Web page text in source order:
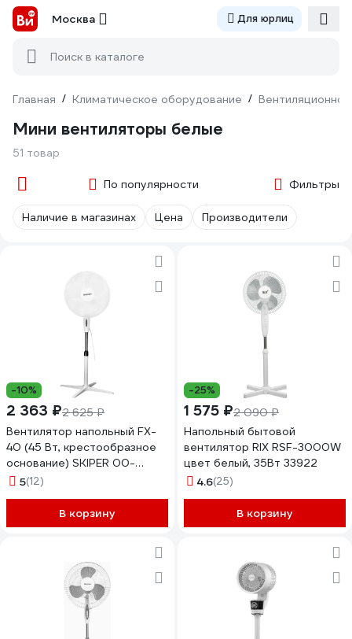
Москва Для юрлиц
Поиск в каталоге
Главная / Климатическое оборудование /
Мини вентиляторы белые
51 товар
По популярности Фильтры
Наличие в магазинах Цена Производители
-10%
2 363 ₽2 625 ₽
Вентилятор напольный FX-
40 (45 Вт, крестообразное
основание) SKIPER 00-
00027311
5(12)
В корзину
-25%
1 575 ₽2 090 ₽
Напольный бытовой
вентилятор RIX RSF-3000W
цвет белый, 35Вт 33922
4.6(25)
В корзину